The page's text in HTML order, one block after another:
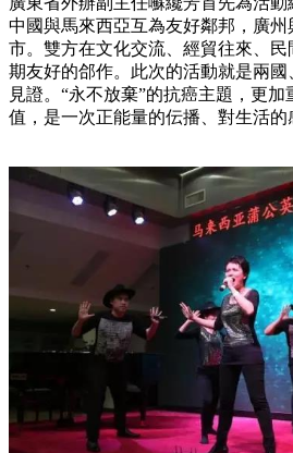
中國與馬來西亞互為友好鄰邦，廣
市。雙方在文化交流、經貿往來、
期友好的郃作。此次的活動就是兩
見證。“永不放棄”的抗癌主題，更
值，是一次正能量的伝播、對生活的